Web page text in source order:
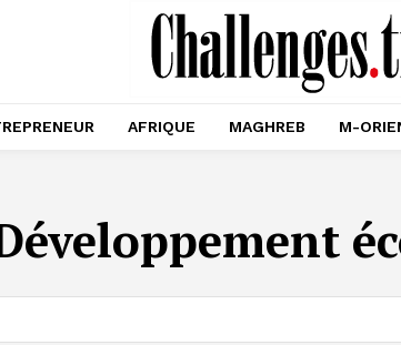
AFRIQUE MAGHREB M-